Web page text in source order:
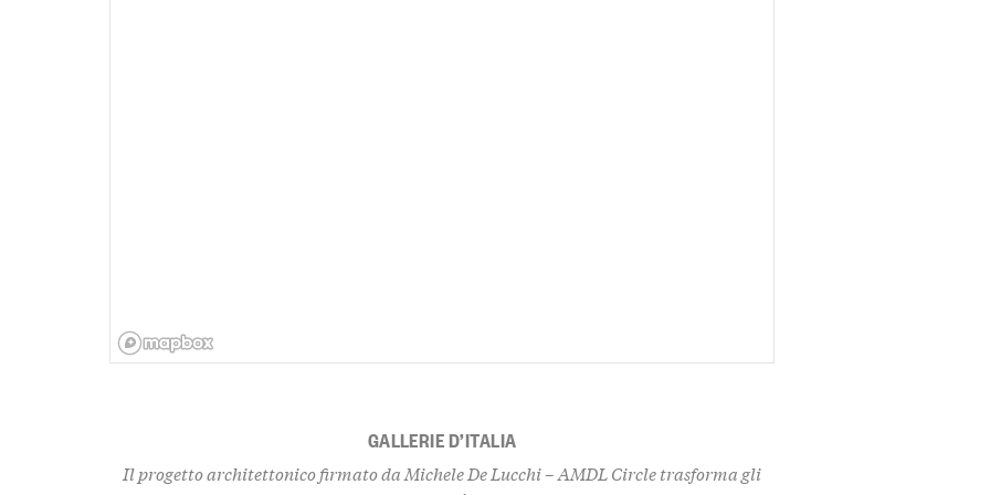
GALLERIE D’ITALIA
Il progetto architettonico firmato da Michele De Lucchi – AMDL Circle trasforma gli